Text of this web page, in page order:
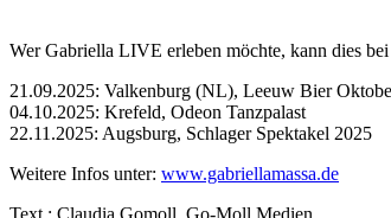
Wer Gabriella LIVE erleben möchte, kann dies
21.09.2025: Valkenburg (NL), Leeuw Bier
04.10.2025: Krefeld, Odeon Tanzpalast
22.11.2025: Augsburg, Schlager Spektakel 2025
Weitere Infos unter: www.gabriellamassa.de